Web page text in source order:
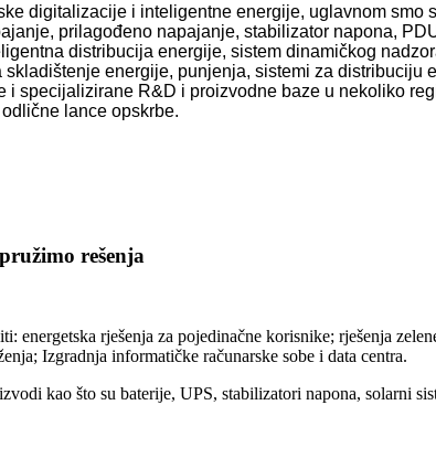
digitalizacije i inteligentne energije, uglavnom
prilagođeno napajanje, stabilizator napona,
distribucija energije, sistem dinamičkog
energije, punjenja, sistemi za
i specijalizirane R&D i proizvodne baze u nekoliko
lance opskrbe.
rešenja
energetska rješenja za pojedinačne korisnike; rješenja
Izgradnja informatičke računarske sobe i data centra.
kao što su baterije, UPS, stabilizatori napona, solarni